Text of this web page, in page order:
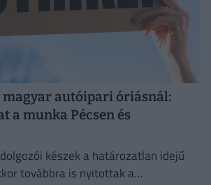
magyar autóipari óriásnál:
a munka Pécsen és
készek a határozatlan idejű
továbbra is nyitottak a